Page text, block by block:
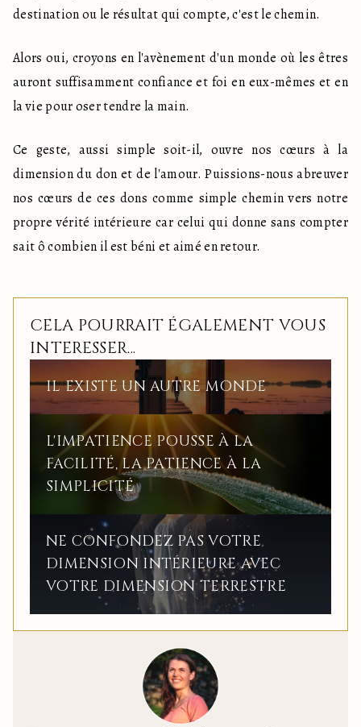
destination ou le résultat qui compte, c'est le chemin.
Alors oui, croyons en l'avènement d'un monde où les êtres
auront suffisamment confiance et foi en eux-mêmes et en
la vie pour oser tendre la main.
Ce geste, aussi simple soit-il, ouvre nos cœurs à la
dimension du don et de l'amour. Puissions-nous abreuver
nos cœurs de ces dons comme simple chemin vers notre
propre vérité intérieure car celui qui donne sans compter
sait ô combien il est béni et aimé en retour.
CELA POURRAIT ÉGALEMENT VOUS
INTERESSER...
IL EXISTE UN AUTRE MONDE
L'IMPATIENCE POUSSE À LA
FACILITÉ, LA PATIENCE À LA
SIMPLICITÉ
NE CONFONDEZ PAS VOTRE
DIMENSION INTÉRIEURE AVEC
VOTRE DIMENSION TERRESTRE